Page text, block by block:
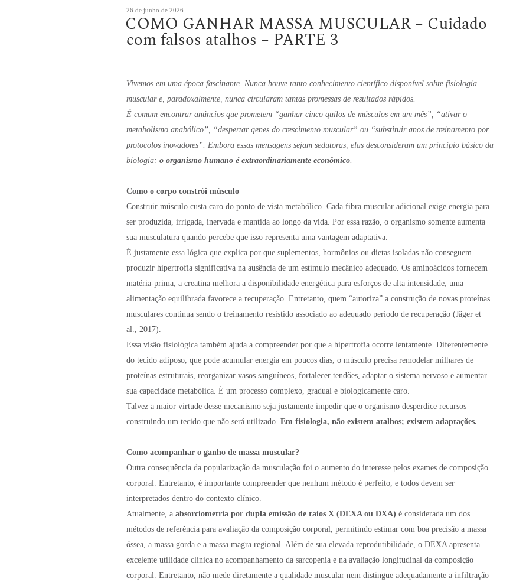
Publicado
em
26 de junho de 2026
COMO GANHAR MASSA MUSCULAR – Cuidado
com falsos atalhos – PARTE 3
Vivemos em uma época fascinante. Nunca houve tanto conhecimento científico disponível sobre fisiologia
muscular e, paradoxalmente, nunca circularam tantas promessas de resultados rápidos.
É comum encontrar anúncios que prometem “ganhar cinco quilos de músculos em um mês”, “ativar o
metabolismo anabólico”, “despertar genes do crescimento muscular” ou “substituir anos de treinamento por
protocolos inovadores”. Embora essas mensagens sejam sedutoras, elas desconsideram um princípio básico da
biologia: o organismo humano é extraordinariamente econômico
Como o corpo constrói músculo
Construir músculo custa caro do ponto de vista metabólico. Cada fibra muscular adicional exige energia para
ser produzida, irrigada, inervada e mantida ao longo da vida. Por essa razão, o organismo somente aumenta
sua musculatura quando percebe que isso representa uma vantagem adaptativa.
É justamente essa lógica que explica por que suplementos, hormônios ou dietas isoladas não conseguem
produzir hipertrofia significativa na ausência de um estímulo mecânico adequado. Os aminoácidos fornecem
matéria-prima; a creatina melhora a disponibilidade energética para esforços de alta intensidade; uma
alimentação equilibrada favorece a recuperação. Entretanto, quem “autoriza” a construção de novas proteínas
musculares continua sendo o treinamento resistido associado ao adequado período de recuperação (Jäger et
al., 2017).
Essa visão fisiológica também ajuda a compreender por que a hipertrofia ocorre lentamente. Diferentemente
do tecido adiposo, que pode acumular energia em poucos dias, o músculo precisa remodelar milhares de
proteínas estruturais, reorganizar vasos sanguíneos, fortalecer tendões, adaptar o sistema nervoso e aumentar
sua capacidade metabólica. É um processo complexo, gradual e biologicamente caro.
Talvez a maior virtude desse mecanismo seja justamente impedir que o organismo desperdice recursos
construindo um tecido que não será utilizado. Em fisiologia, não existem atalhos; existem adaptações.
Como acompanhar o ganho de massa muscular?
Outra consequência da popularização da musculação foi o aumento do interesse pelos exames de composição
corporal. Entretanto, é importante compreender que nenhum método é perfeito, e todos devem ser
interpretados dentro do contexto clínico.
Atualmente, a absorciometria por dupla emissão de raios X (DEXA ou DXA) é considerada um dos
métodos de referência para avaliação da composição corporal, permitindo estimar com boa precisão a massa
óssea, a massa gorda e a massa magra regional. Além de sua elevada reprodutibilidade, o DEXA apresenta
excelente utilidade clínica no acompanhamento da sarcopenia e na avaliação longitudinal da composição
corporal. Entretanto, não mede diretamente a qualidade muscular nem distingue adequadamente a infiltração